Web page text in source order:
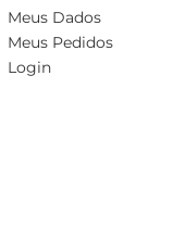
Meus Dados
Meus Pedidos
Login